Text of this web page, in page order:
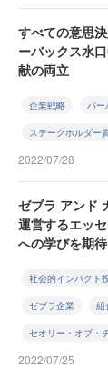
すべての意思
ーバックス水
献の両立
企業戦略 パー
ステークホルダー
2022/07/28
ゼブラ アンド
運営するエッ
への学びを期待
社会的インパクト
ゼブラ企業 組
セオリー・オブ・
2022/07/25